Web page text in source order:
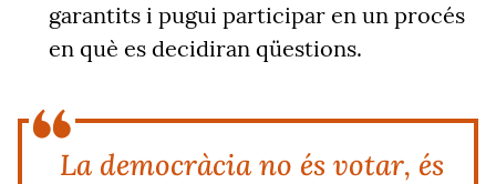
garantits i pugui participar en un procés
en què es decidiran qüestions.
La democràcia no és votar, és